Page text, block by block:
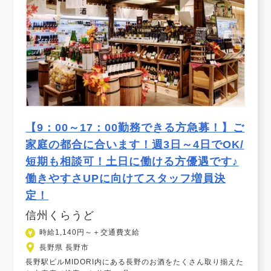
【9：00～17：00勤務できる方急募！】ご
家庭の都合に合います！週3日～4日でOK/
短期も相談可！土日に働ける方優遇です♪
働きやすさUPに向けてスタッフ増員決
定！
信州くらうど
時給1,140円～＋交通費支給
長野県 長野市
長野駅ビルMIDORI内にある長野のお酒をたくさん取り揃えた